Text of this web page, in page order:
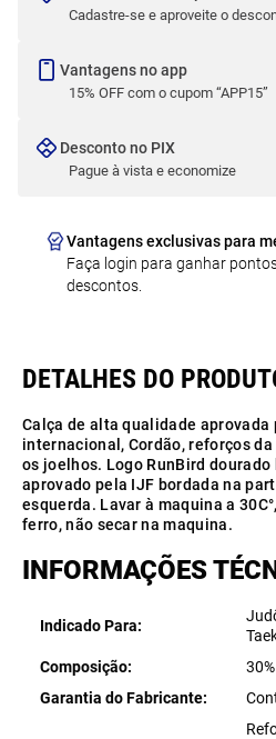
Cadastre-se e aproveite o
Vantagens no app
15% OFF com o cupom “APP15”
Desconto no PIX
Pague à vista e economize
Vantagens exclusivas para
Faça login para ganhar
descontos.
Calça de alta qualidade
internacional, Cordão, reforços
os joelhos. Logo RunBird
aprovado pela IJF bordada na
esquerda. Lavar à maquina a
ferro, não secar na maquina.
INFORMAÇÕES
Indicado Para
Composição
Garantia do Fabricante